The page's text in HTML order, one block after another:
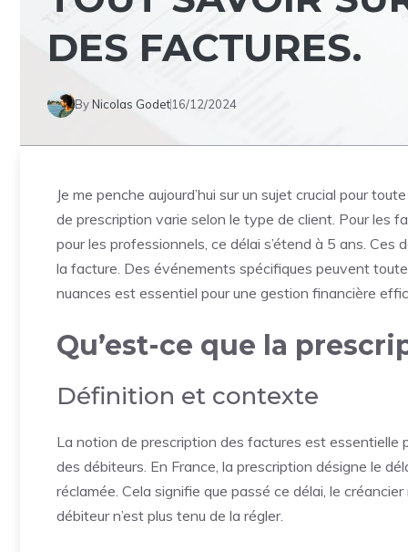
DES FACTURES.
ByNicolas Godet16/12/2024
Je me penche aujourd’hui sur un sujet crucial pour
de prescription varie selon le type de client. Pour les
pour les professionnels, ce délai s’étend à 5 ans.
la facture. Des événements spécifiques peuvent
nuances est essentiel pour une gestion financière
Qu’est-ce que la
Définition et contexte
La notion de prescription des factures est essentielle
des débiteurs. En France, la prescription désigne le
réclamée. Cela signifie que passé ce délai, le
débiteur n’est plus tenu de la régler.